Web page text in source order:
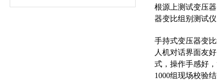
根源上测试变压
器变比组别测试
手持式变压器变
人机对话界面友
式，操作手感好
1000组现场校验